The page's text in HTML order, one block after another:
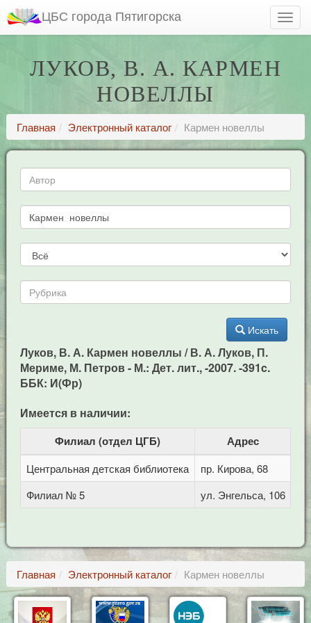
ЦБС города Пятигорска
ЛУКОВ, В. А. КАРМЕН
НОВЕЛЛЫ
Главная Электронный каталог Кармен новеллы
Искать
Луков, В. А. Кармен новеллы / В. А. Луков, П.
Мериме, М. Петров - М.: Дет. лит., -2007. -391c.
ББК: И(Фр)
Имеется в наличии:
Филиал (отдел ЦГБ) Адрес
Центральная детская библиотека
пр. Кирова, 68
Филиал № 5
ул. Энгельса, 106
Главная Электронный каталог Кармен новеллы